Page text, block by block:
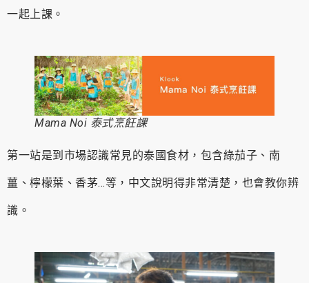
一起上課。
Mama Noi 泰式烹飪課
第一站是到市場認識常見的泰國食材，包含綠茄子、南
薑、檸檬葉、香茅…等，中文說明得非常清楚，也會教你辨
識。